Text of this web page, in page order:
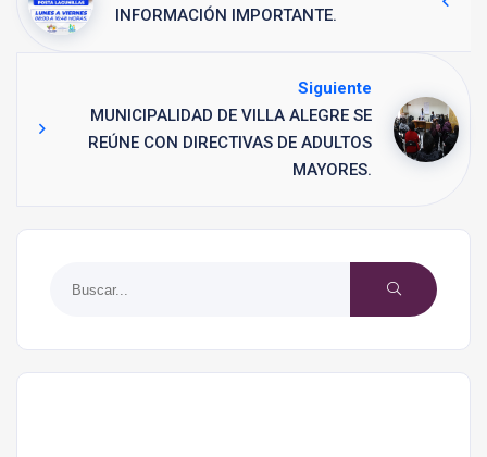
INFORMACIÓN IMPORTANTE.
Siguiente
MUNICIPALIDAD DE VILLA ALEGRE SE
REÚNE CON DIRECTIVAS DE ADULTOS
MAYORES.